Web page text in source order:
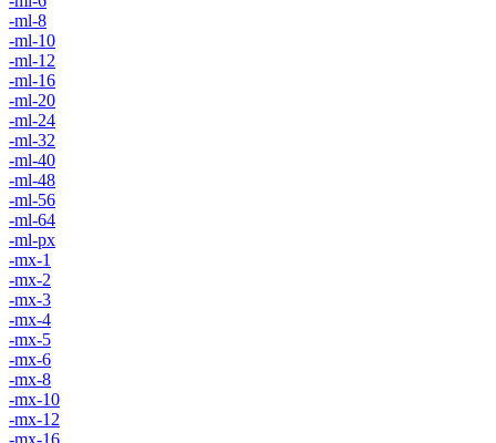
-ml-8
-ml-10
-ml-12
-ml-16
-ml-20
-ml-24
-ml-32
-ml-40
-ml-48
-ml-56
-ml-64
-ml-px
-mx-1
-mx-2
-mx-3
-mx-4
-mx-5
-mx-6
-mx-8
-mx-10
-mx-12
-mx-16